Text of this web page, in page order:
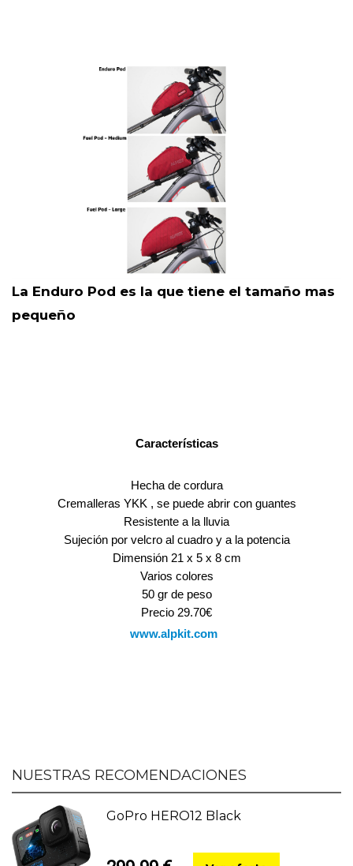
La Enduro Pod es la que tiene el tamaño mas
pequeño
Características
Hecha de cordura
Cremalleras YKK , se puede abrir con guantes
Resistente a la lluvia
Sujeción por velcro al cuadro y a la potencia
Dimensión 21 x 5 x 8 cm
Varios colores
50 gr de peso
Precio 29.70€
www.alpkit.com
NUESTRAS RECOMENDACIONES
GoPro HERO12 Black